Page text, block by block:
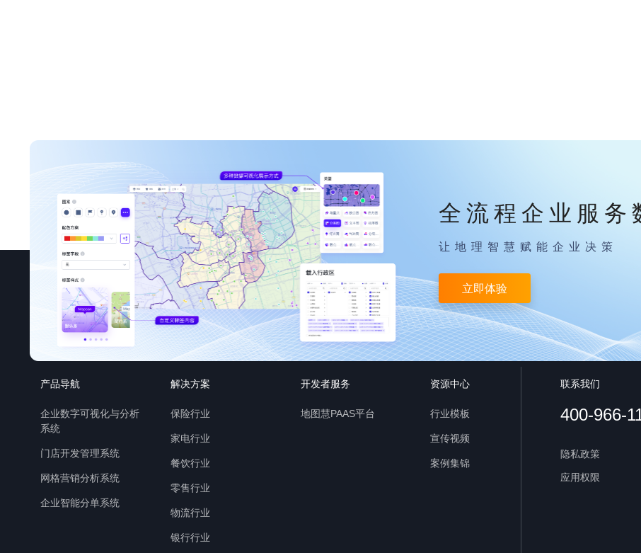
全流程企业服
让地理智慧赋能企业决策
立即体验
产品导航
企业数字可视化与分析
系统
门店开发管理系统
网格营销分析系统
企业智能分单系统
解决方案
保险行业
家电行业
餐饮行业
零售行业
物流行业
银行行业
开发者服务
地图慧PAAS平台
资源中心
行业模板
宣传视频
案例集锦
联系我们
400-966-
隐私政策
应用权限